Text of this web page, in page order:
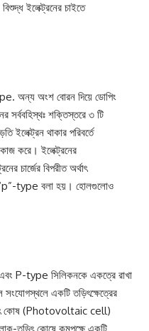
ইলেক্ট্রনের চাইতে
অন্য অংশ বোরন দিয়ে ডোপিং
শক্তিস্তরে ৩ টি
ইলেক্ট্রন থাকার পরিবর্তে
করে। ইলেক্ট্রনের
চার্জের বিপরীত অর্থাৎ
type বলা হয়। হোলগুলোও
P-type সিলিকনকে একত্রে রাখা
একটি তড়িৎক্ষেত্রের
কোষ (Photovoltaic cell)